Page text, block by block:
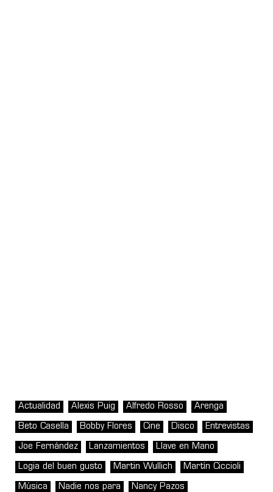
Actualidad Alexis Puig Alfredo Rosso Arenga
Beto Casella Bobby Flores Cine Disco Entrevistas
Joe Fernández Lanzamientos Llave en Mano
Logia del buen gusto Martin Wullich Martín Ciccioli
Música Nadie nos para Nancy Pazos